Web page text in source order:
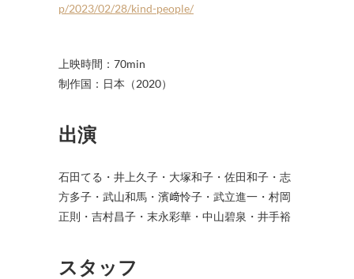
p/2023/02/28/kind-people/
上映時間：70min
制作国：日本（2020）
出演
石田てる・井上久子・大塚和子・佐田和子・志
方多子・武山和馬・濱﨑怜子・武立進一・村岡
正則・吉村昌子・末永彩華・中山碧泉・井手裕
スタッフ